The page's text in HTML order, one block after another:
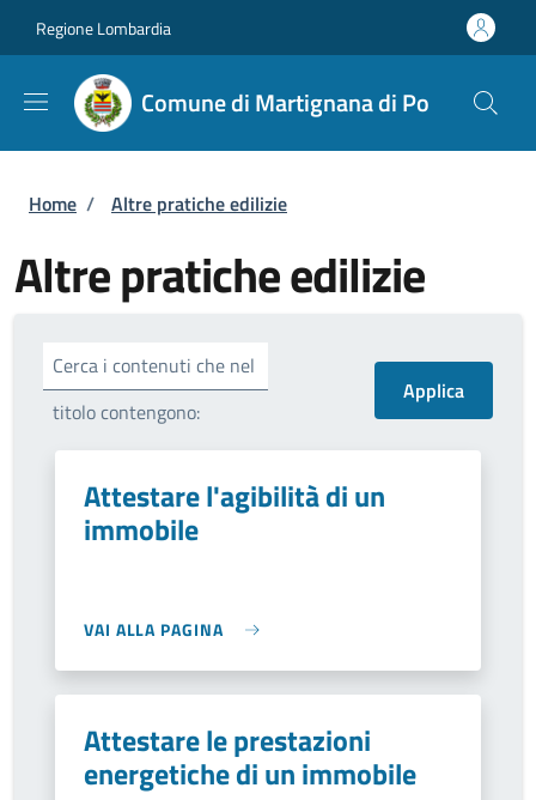
Regione Lombardia
Comune di Martignana di Po
Briciole di pane
Home / Altre pratiche edilizie
Altre pratiche edilizie
Cerca i contenuti che nel
titolo contengono:
Attestare l'agibilità di un
immobile
VAI ALLA PAGINA
Attestare le prestazioni
energetiche di un immobile